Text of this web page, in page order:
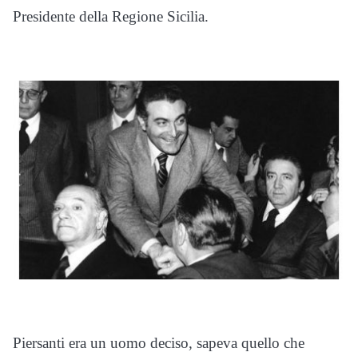
Presidente della Regione Sicilia.
Piersanti era un uomo deciso, sapeva quello che